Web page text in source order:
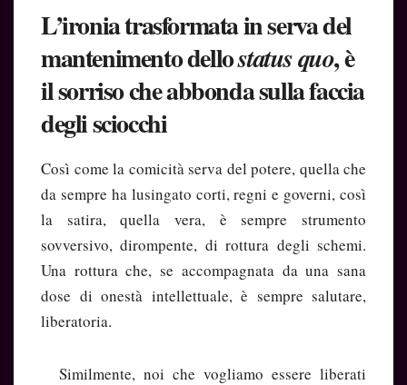
L’ironia trasformata in serva del
mantenimento dellostatus quo, è
il sorriso che abbonda sulla faccia
degli sciocchi
Così come la comicità serva del potere, quella che
da sempre ha lusingato corti, regni e governi, così
la satira, quella vera, è sempre strumento
sovversivo, dirompente, di rottura degli schemi.
Una rottura che, se accompagnata da una sana
dose di onestà intellettuale, è sempre salutare,
liberatoria.
Similmente, noi che vogliamo essere liberati